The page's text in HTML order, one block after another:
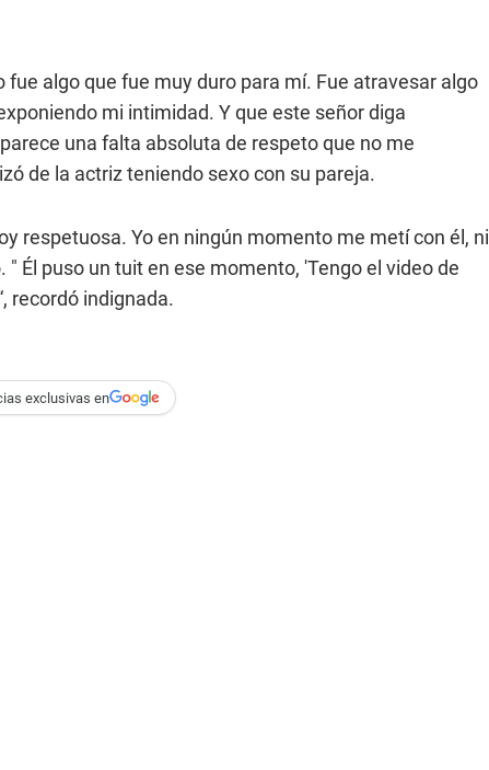
fue algo que fue muy duro para mí. Fue atravesar algo
mi intimidad. Y que este señor diga
una falta absoluta de respeto que no me
de la actriz teniendo sexo con su pareja.
respetuosa. Yo en ningún momento me metí con él, ni
Él puso un tuit en ese momento, 'Tengo el video de
recordó indignada.
exclusivas en